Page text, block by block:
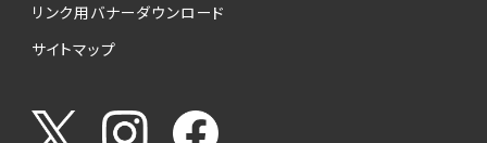
リンク用バナーダウンロード
サイトマップ